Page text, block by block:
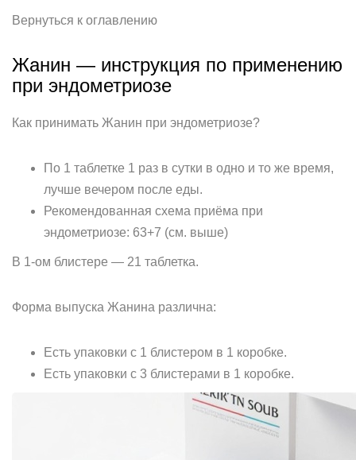
Вернуться к оглавлению
Жанин — инструкция по применению
при эндометриозе
Как принимать Жанин при эндометриозе?
По 1 таблетке 1 раз в сутки в одно и то же время,
лучше вечером после еды.
Рекомендованная схема приёма при
эндометриозе: 63+7 (см. выше)
В 1-ом блистере — 21 таблетка.
Форма выпуска Жанина различна:
Есть упаковки с 1 блистером в 1 коробке.
Есть упаковки с 3 блистерами в 1 коробке.